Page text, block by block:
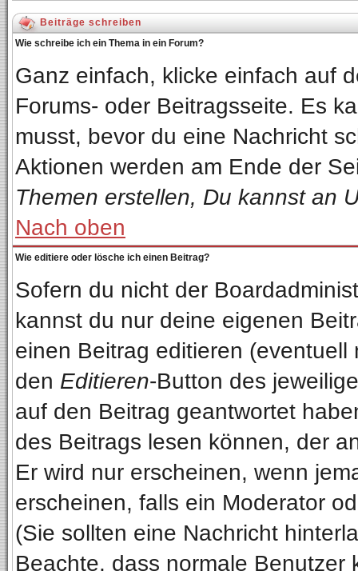
Beiträge schreiben
Wie schreibe ich ein Thema in ein Forum?
Ganz einfach, klicke einfach auf
Forums- oder Beitragsseite. Es
musst, bevor du eine Nachricht
Aktionen werden am Ende der
Themen erstellen, Du kannst an
Nach oben
Wie editiere oder lösche ich einen Beitrag?
Sofern du nicht der
kannst du nur deine eigenen
einen Beitrag editieren
den Editieren-Button des
auf den Beitrag geantwortet
des Beitrags lesen können, der
Er wird nur erscheinen, wenn
erscheinen, falls ein Moderator
(Sie sollten eine Nachricht
Beachte, dass normale